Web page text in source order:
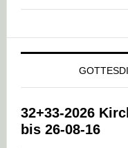
32+33-2026
bis 26-08-16